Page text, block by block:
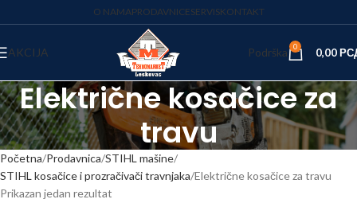
O NAMAPRODAVNICESERVISKONTAKT
AKCIJA Podrška 0 0,00
Električne kosačice za
travu
Početna Prodavnica STIHL mašine
STIHL kosačice i prozračivači travnjaka Električne kosačice za travu
Prikazan jedan rezultat